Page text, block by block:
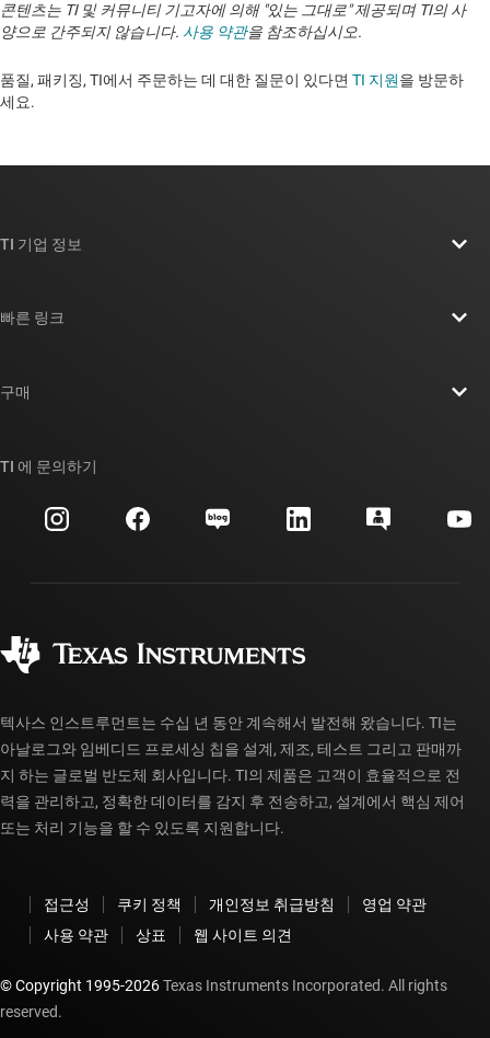
콘텐츠는 TI 및 커뮤니티 기고자에 의해 "있는 그대로" 제공되며 TI의 사
양으로 간주되지 않습니다. 사용 약관을 참조하십시오.
품질, 패키징, TI에서 주문하는 데 대한 질문이 있다면 TI 지원을 방문하
세요. ​​​​​​​​​​​​​​
TI 기업 정보
투자 관계
제조
빠른 링크
대체품 검색
고객 지원 센터
myTI 계정 FAQ
구매
주문 FAQ
TI 에 문의하기
텍사스 인스트루먼트는 수십 년 동안 계속해서 발전해 왔습니다. TI는
아날로그와 임베디드 프로세싱 칩을 설계, 제조, 테스트 그리고 판매까
지 하는 글로벌 반도체 회사입니다. TI의 제품은 고객이 효율적으로 전
력을 관리하고, 정확한 데이터를 감지 후 전송하고, 설계에서 핵심 제어
또는 처리 기능을 할 수 있도록 지원합니다.
접근성 쿠키 정책 개인정보 취급방침
영업 약관
사용 약관
상표 웹 사이트 의견
© Copyright 1995-2026Texas Instruments Incorporated. All rights
reserved.